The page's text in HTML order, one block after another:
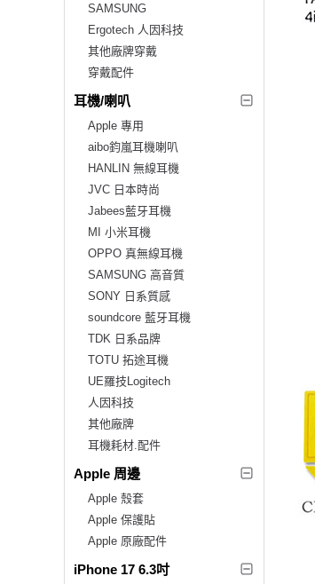
SAMSUNG
Ergotech 人因科技
其他廠牌穿戴
穿戴配件
耳機/喇叭
Apple 專用
aibo鈞嵐耳機喇叭
HANLIN 無線耳機
JVC 日本時尚
Jabees藍牙耳機
MI 小米耳機
OPPO 真無線耳機
SAMSUNG 高音質
SONY 日系質感
soundcore 藍牙耳機
TDK 日系品牌
TOTU 拓途耳機
UE羅技Logitech
人因科技
其他廠牌
耳機耗材.配件
Apple 周邊
Apple 殼套
Apple 保護貼
Apple 原廠配件
iPhone 17 6.3吋